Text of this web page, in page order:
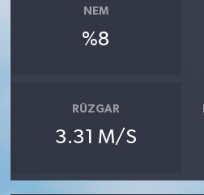
NEM
%8
RÜZGAR
3.31 M/S